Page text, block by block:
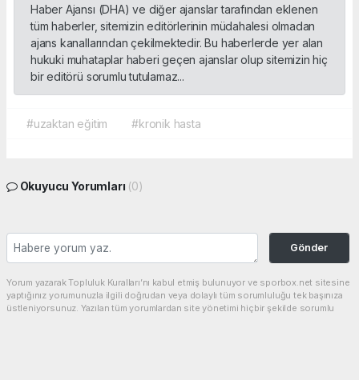
Haber Ajansı (DHA) ve diğer ajanslar tarafından eklenen
tüm haberler, sitemizin editörlerinin müdahalesi olmadan
ajans kanallarından çekilmektedir. Bu haberlerde yer alan
hukuki muhataplar haberi geçen ajanslar olup sitemizin hiç
bir editörü sorumlu tutulamaz...
#uzaktan eğitim #kronik hasta
Okuyucu Yorumları (0)
Gönder
Yorum yazarak Topluluk Kuralları’nı kabul etmiş bulunuyor ve sporbox.net sitesine
yaptığınız yorumunuzla ilgili doğrudan veya dolaylı tüm sorumluluğu tek başınıza
üstleniyorsunuz. Yazılan tüm yorumlardan site yönetimi hiçbir şekilde sorumlu